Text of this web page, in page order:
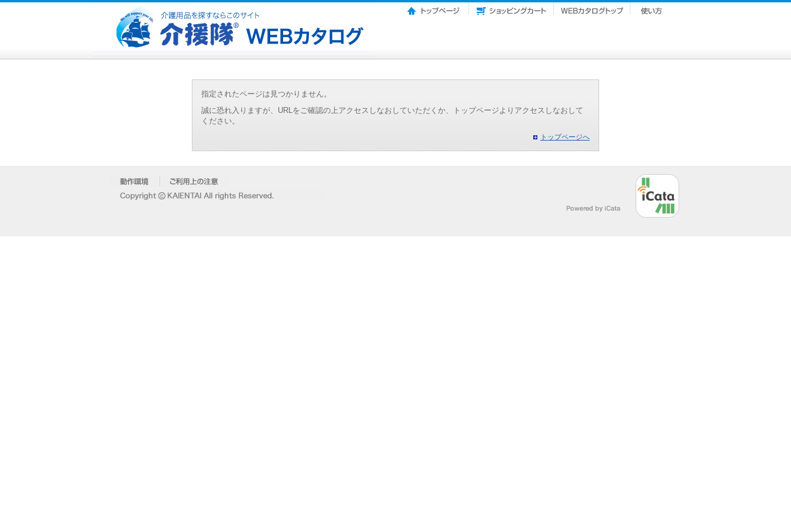
指定されたページは見つかりません。
誠に恐れ入りますが、URLをご確認の上アクセスしなおしていただくか、トップページよりアクセスしなおして
ください。
トップページへ